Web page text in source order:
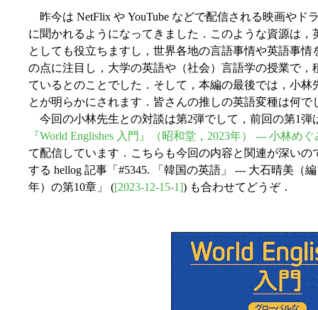
昨今は NetFlix や YouTube などで配信される映画やド
に聞かれるようになってきました．このような資源は
としても役立ちますし，世界各地の言語事情や英語事
の点に注目し，大学の英語や（社会）言語学の授業で，
ているとのことでした．そして，本編の最後では，小
とが明らかにされます．皆さんの推しの英語変種は何で
今回の小林先生との対談は第2弾でして，前回の第1弾
『World Englishes 入門』（昭和堂，2023年） --- 小林め
て配信しています．こちらも今回の内容と関連が深い
する hellog 記事「#5345. 「韓国の英語」 --- 大石晴美（
年）の第10章」 ([2023-12-15-1]) も合わせてどうぞ．